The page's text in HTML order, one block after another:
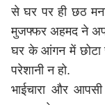
से घर पर ही छठ
मुजफ्फर अहमद ने
घर के आंगन में छोटा
परेशानी न हो.
भाईचारा और